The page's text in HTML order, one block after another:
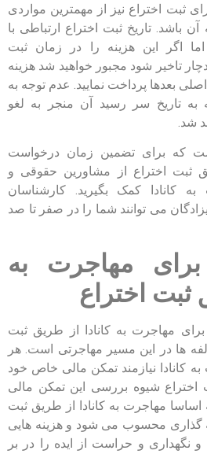
ثبت اختراع نیز از مهمترین مواردی
باشد. تاریخ ثبت اختراع ارتباطی با
اما اگر این هزینه را در زمان ثبت
تاخیر شود مجبور خواهید شد هزینه
اصلی بعدها پرداخت نمایید. عدم توجه به
به تاریخ سر رسید آن منجر به لغو
شد.
که برای تضمین زمان درخواست
ثبت اختراع از مشاورین حقوقی و
کانادا کمک بگیرید. کارشناسان
می توانند شما را در صفر تا صد
مهاجرت به
ثبت اختراع
مهاجرت به کانادا از طریق ثبت
ها در این مسیر مهاجرتی است. هر
کانادا نیازمند تمکن مالی خاص خود
شیوه بررسی این تمکن مالی
مهاجرت به کانادا از طریق ثبت
گذاری محسوب می شود و هزینه هایی
نگهداری و حراست از ایده را در بر